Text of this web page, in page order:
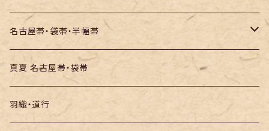
お召し
木綿・綿麻
絞りの浴衣
名古屋帯・袋帯・半幅帯
名古屋帯
袋帯
真夏 名古屋帯・袋帯
羽織・道行